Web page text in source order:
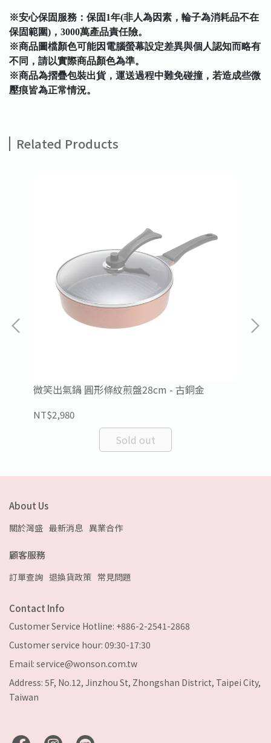
※安心保固服務：保固1年(非人為因素，輪子為消耗品不在
保固範圍)，3000萬產品責任險。
※商品圖檔顏色可能因電腦螢幕設定差異與個人認知而略有
不同，請以實際商品顏色為準。
※商品為摺疊包裝出貨，運送過程中難免碰撞，若造成些微
壓痕皆為正常情況。
Related Products
微笑出氣鍋 圓形條紋煎盤28cm - 古銅金
NT$2,980
Sold out
About Us
關於灣盛 最新消息 異業合作
顧客服務
訂單查詢 退換貨政策 常見問題
Contact Info
Customer Service Hotline: +886-2-2541-2868
Customer service hour: 09:30-17:30
Email: service@wonson.com.tw
Address: 5F, No.12, Jinzhou St, Zhongshan District, Taipei City,
Taiwan